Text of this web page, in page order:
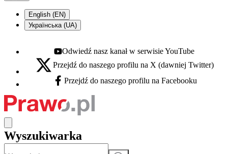
English (EN)
Українська (UA)
Youtube - otwiera się w nowej karcie
Odwiedź nasz kanał w serwisie YouTube
X - otwiera się w nowej karcie
Przejdź do naszego profilu na X (dawniej Twitter)
Facebook - otwiera się w nowej karcie
Przejdź do naszego profilu na Facebooku
Wyszukiwarka